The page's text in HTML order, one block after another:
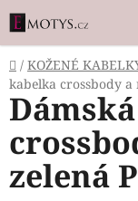
Přejít
na
obsah
Domů
/ KOŽENÉ
kabelka crossbody a
zelená